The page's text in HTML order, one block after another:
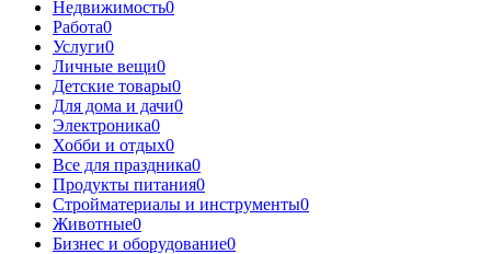
Недвижимость0
Работа0
Услуги0
Личные вещи0
Детские товары0
Для дома и дачи0
Электроника0
Хобби и отдых0
Все для праздника0
Продукты питания0
Стройматериалы и инструменты0
Животные0
Бизнес и оборудование0